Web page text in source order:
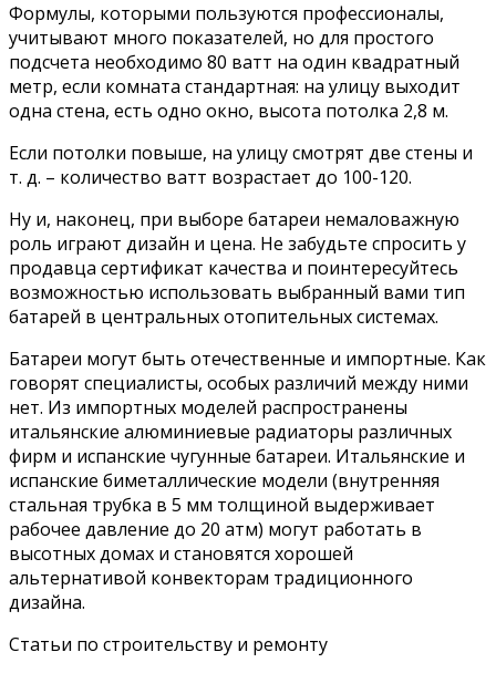
Формулы, которыми пользуются профессионалы,
учитывают много показателей, но для простого
подсчета необходимо 80 ватт на один квадратный
метр, если комната стандартная: на улицу выходит
одна стена, есть одно окно, высота потолка 2,8 м.
Если потолки повыше, на улицу смотрят две стены и
т. д. – количество ватт возрастает до 100-120.
Ну и, наконец, при выборе батареи немаловажную
роль играют дизайн и цена. Не забудьте спросить у
продавца сертификат качества и поинтересуйтесь
возможностью использовать выбранный вами тип
батарей в центральных отопительных системах.
Батареи могут быть отечественные и импортные. Как
говорят специалисты, особых различий между ними
нет. Из импортных моделей распространены
итальянские алюминиевые радиаторы различных
фирм и испанские чугунные батареи. Итальянские и
испанские биметаллические модели (внутренняя
стальная трубка в 5 мм толщиной выдерживает
рабочее давление до 20 атм) могут работать в
высотных домах и становятся хорошей
альтернативой конвекторам традиционного
дизайна.
Статьи по строительству и ремонту